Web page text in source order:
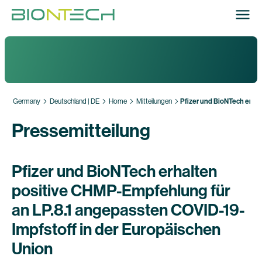
Germany Deutschland | DE Home Mitteilungen Pfizer und BioNTech
Pressemitteilung
Pfizer und BioNTech erhalten
positive CHMP-Empfehlung für
an LP.8.1 angepassten COVID-19-
Impfstoff in der Europäischen
Union